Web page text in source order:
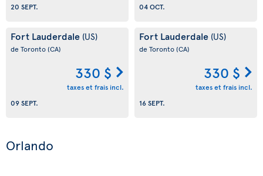
20 SEPT.
04 OCT.
Fort Lauderdale (US)
de Toronto(CA)
330 $
taxes et frais incl.
09 SEPT.
Fort Lauderdale (US)
de Toronto(CA)
330 $
taxes et frais incl.
16 SEPT.
Orlando